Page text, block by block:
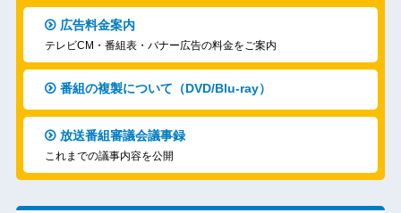
広告料金案内
テレビCM・番組表・バナー広告の料金をご案内
番組の複製について（DVD/Blu-ray）
放送番組審議会議事録
これまでの議事内容を公開